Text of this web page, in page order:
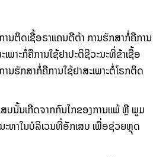
ນຕິດເຊື້ອຣາແຄນດີຕ້າ ການຮັກສາກໍ່ຄືການ
ພາະກໍ່ຄືການໃຊ້ຢາປະຕິຊີວະນະທີ່ຂ້າເຊື້ອ
ນຮັກສາກໍ່ຄືການໃຊ້ຢາສະເພາະຕໍ່ໂຣກຕິດ
ບນັ້ນເກີດຈາກກົນໄກຂອງການແພ້ ຫຼື ພູມ
ະທາໃນບໍລິເວນທີ່ອັກເສບ ເພື່ອຊ່ວຍຫຼຸດ